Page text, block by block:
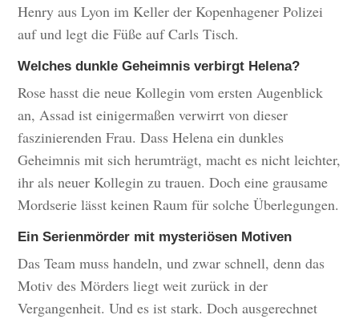
Henry aus Lyon im Keller der Kopenhagener Polizei
auf und legt die Füße auf Carls Tisch.
Welches dunkle Geheimnis verbirgt Helena?
Rose hasst die neue Kollegin vom ersten Augenblick
an, Assad ist einigermaßen verwirrt von dieser
faszinierenden Frau. Dass Helena ein dunkles
Geheimnis mit sich herumträgt, macht es nicht leichter,
ihr als neuer Kollegin zu trauen. Doch eine grausame
Mordserie lässt keinen Raum für solche Überlegungen.
Ein Serienmörder mit mysteriösen Motiven
Das Team muss handeln, und zwar schnell, denn das
Motiv des Mörders liegt weit zurück in der
Vergangenheit. Und es ist stark. Doch ausgerechnet